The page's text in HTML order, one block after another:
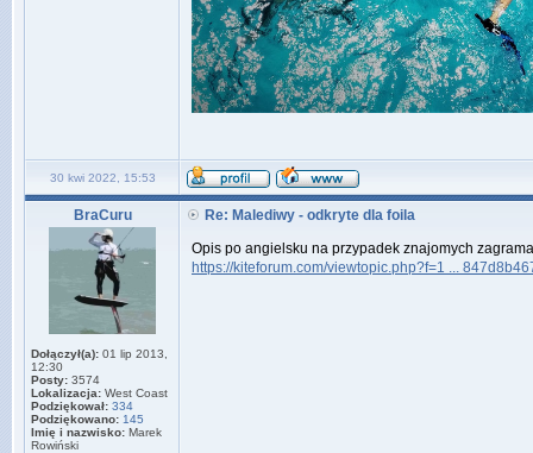
30 kwi 2022, 15:53
BraCuru
Dołączył(a): 01 lip 2013,
12:30
Posty: 3574
Lokalizacja: West Coast
Podziękował: 334
Podziękowano: 145
Imię i nazwisko: Marek
Rowiński
Re: Malediwy - odkryte dla foila
Opis po angielsku na przypadek znajomych
https://kiteforum.com/viewtopic.php?f=1 ...